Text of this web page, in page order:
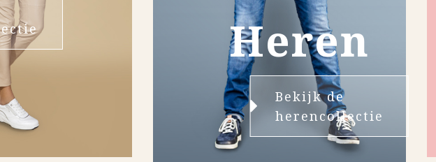
Heren
Bekijk de
herencollectie